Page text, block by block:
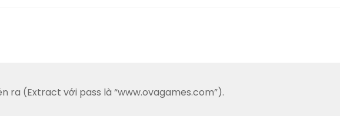
ra (Extract với pass là “www.ovagames.com”).